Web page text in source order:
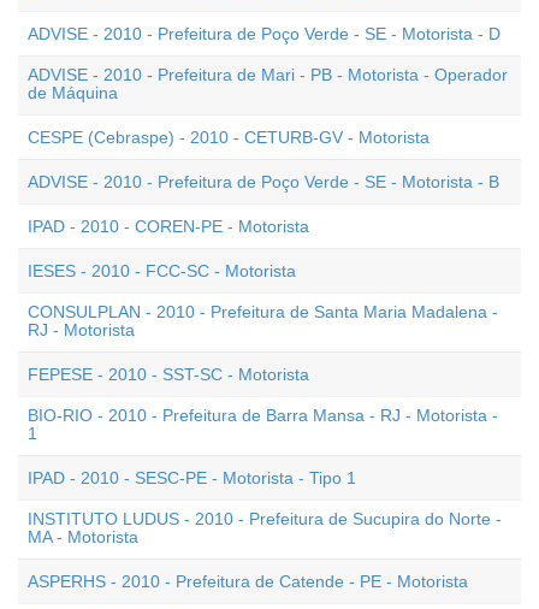
ADVISE - 2010 - Prefeitura de Poço Verde - SE - Motorista - D
ADVISE - 2010 - Prefeitura de Mari - PB - Motorista - Operador
de Máquina
CESPE (Cebraspe) - 2010 - CETURB-GV - Motorista
ADVISE - 2010 - Prefeitura de Poço Verde - SE - Motorista - B
IPAD - 2010 - COREN-PE - Motorista
IESES - 2010 - FCC-SC - Motorista
CONSULPLAN - 2010 - Prefeitura de Santa Maria Madalena -
RJ - Motorista
FEPESE - 2010 - SST-SC - Motorista
BIO-RIO - 2010 - Prefeitura de Barra Mansa - RJ - Motorista -
1
IPAD - 2010 - SESC-PE - Motorista - Tipo 1
INSTITUTO LUDUS - 2010 - Prefeitura de Sucupira do Norte -
MA - Motorista
ASPERHS - 2010 - Prefeitura de Catende - PE - Motorista